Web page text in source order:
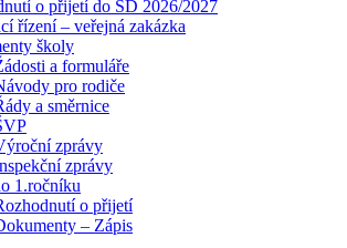
o přijetí do ŠD 2026/2027
řízení – veřejná zakázka
školy
a formuláře
pro rodiče
a směrnice
zprávy
zprávy
1.ročníku
o přijetí
– Zápis